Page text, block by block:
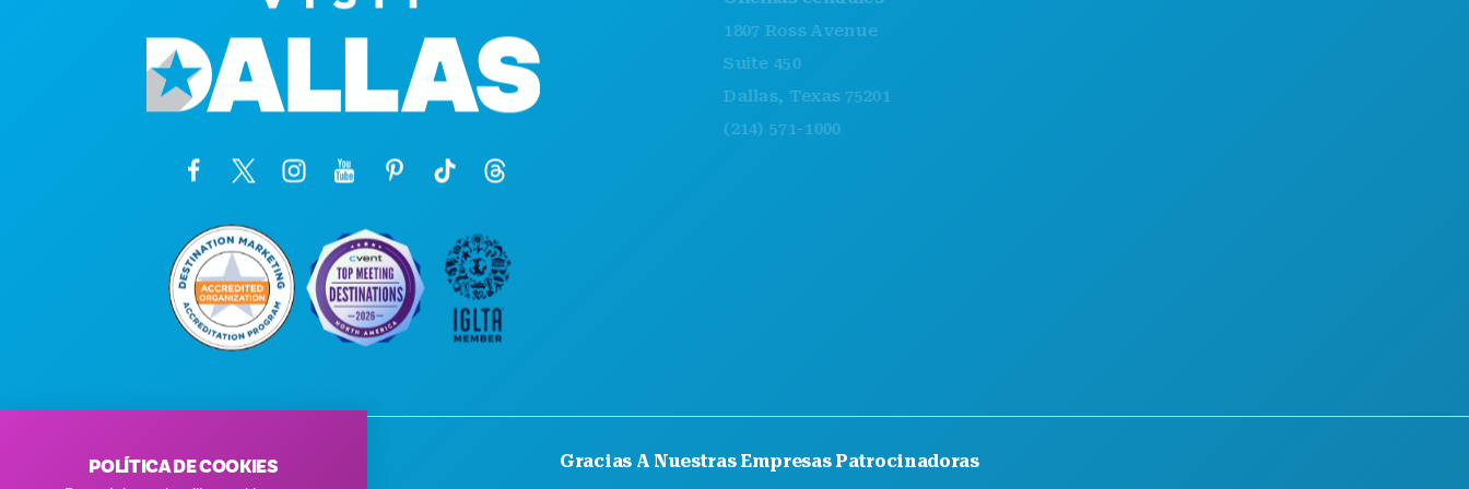
1807 Ross Avenue
Suite 450
Dallas, Texas 75201
(214) 571-1000
EXPLORA
Gracias A Nuestras Empresas Patrocinadoras
POLÍTICA DE COOKIES